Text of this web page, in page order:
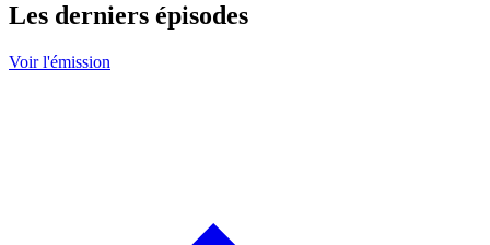
Les derniers épisodes
Voir l'émission